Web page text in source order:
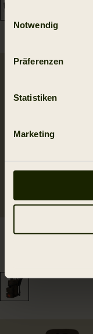
Notwendig
Präferenzen
Statistiken
Marketing
Ragnar Erste-Hilfe